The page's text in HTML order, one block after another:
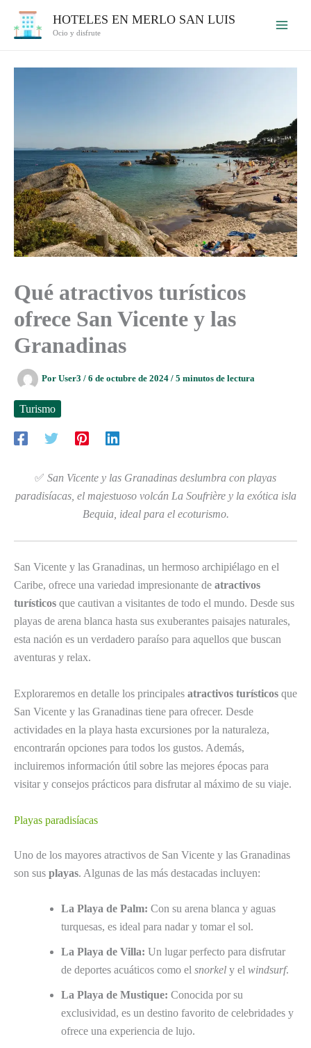
HOTELES EN MERLO SAN LUIS
Ocio y disfrute
Qué atractivos turísticos
ofrece San Vicente y las
Granadinas
Por User3 / 6 de octubre de 2024 / 5 minutos de lectura
Turismo
✅ San Vicente y las Granadinas deslumbra con playas
paradisíacas, el majestuoso volcán La Soufrière y la exótica isla
Bequia, ideal para el ecoturismo.
San Vicente y las Granadinas, un hermoso archipiélago en el
Caribe, ofrece una variedad impresionante de atractivos
turísticos que cautivan a visitantes de todo el mundo. Desde sus
playas de arena blanca hasta sus exuberantes paisajes naturales,
esta nación es un verdadero paraíso para aquellos que buscan
aventuras y relax.
Exploraremos en detalle los principales atractivos turísticos que
San Vicente y las Granadinas tiene para ofrecer. Desde
actividades en la playa hasta excursiones por la naturaleza,
encontrarán opciones para todos los gustos. Además,
incluiremos información útil sobre las mejores épocas para
visitar y consejos prácticos para disfrutar al máximo de su viaje.
Playas paradisíacas
Uno de los mayores atractivos de San Vicente y las Granadinas
son sus playas. Algunas de las más destacadas incluyen:
La Playa de Palm: Con su arena blanca y aguas
turquesas, es ideal para nadar y tomar el sol.
La Playa de Villa: Un lugar perfecto para disfrutar
de deportes acuáticos como el snorkel y el windsurf.
La Playa de Mustique: Conocida por su
exclusividad, es un destino favorito de celebridades y
ofrece una experiencia de lujo.